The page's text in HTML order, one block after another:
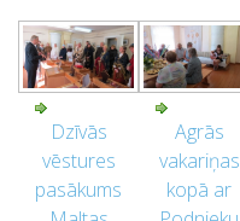
Dzīvās
vēstures
pasākums
Agrās
vakariņas
kopā ar